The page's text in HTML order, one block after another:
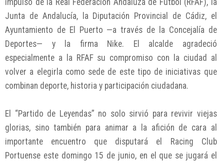
impulso de la Real Federación Andaluza de Fútbol (RFAF), la
Junta de Andalucía, la Diputación Provincial de Cádiz, el
Ayuntamiento de El Puerto —a través de la Concejalía de
Deportes— y la firma Nike. El alcalde agradeció
especialmente a la RFAF su compromiso con la ciudad al
volver a elegirla como sede de este tipo de iniciativas que
combinan deporte, historia y participación ciudadana.
El “Partido de Leyendas” no solo sirvió para revivir viejas
glorias, sino también para animar a la afición de cara al
importante encuentro que disputará el Racing Club
Portuense este domingo 15 de junio, en el que se jugará el